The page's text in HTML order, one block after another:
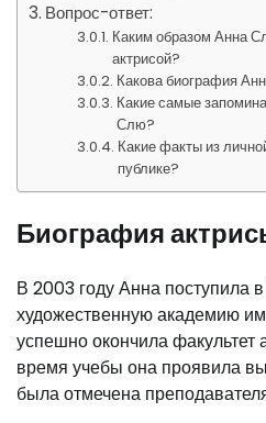
Вопрос-ответ:
Каким образом Анна
актрисой?
Какова биография
Какие самые
Слю?
Какие факты из
публике?
Биография
В 2003 году Анна поступила
художественную академию
успешно окончила факультет
время учебы она проявила
была отмечена